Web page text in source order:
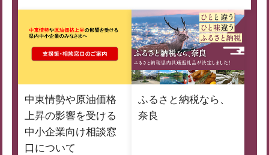
中東情勢や原油価格
上昇の影響を受ける
中小企業向け相談窓
口について
ふるさと納税なら、
奈良